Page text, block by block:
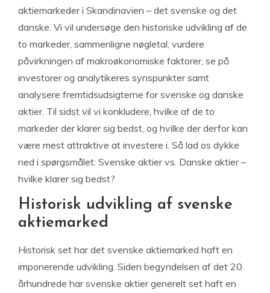
aktiemarkeder i Skandinavien – det svenske og det
danske. Vi vil undersøge den historiske udvikling af de
to markeder, sammenligne nøgletal, vurdere
påvirkningen af makroøkonomiske faktorer, se på
investorer og analytikeres synspunkter samt
analysere fremtidsudsigterne for svenske og danske
aktier. Til sidst vil vi konkludere, hvilke af de to
markeder der klarer sig bedst, og hvilke der derfor kan
være mest attraktive at investere i. Så lad os dykke
ned i spørgsmålet: Svenske aktier vs. Danske aktier –
hvilke klarer sig bedst?
Historisk udvikling af svenske
aktiemarked
Historisk set har det svenske aktiemarked haft en
imponerende udvikling. Siden begyndelsen af det 20.
århundrede har svenske aktier generelt set haft en